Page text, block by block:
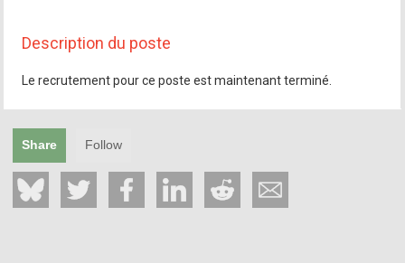
Description du poste
Le recrutement pour ce poste est maintenant terminé.
Share Follow